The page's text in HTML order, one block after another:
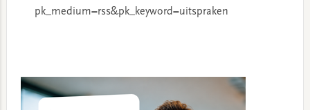
pk_medium=rss&pk_keyword=uitspraken
Sidebar